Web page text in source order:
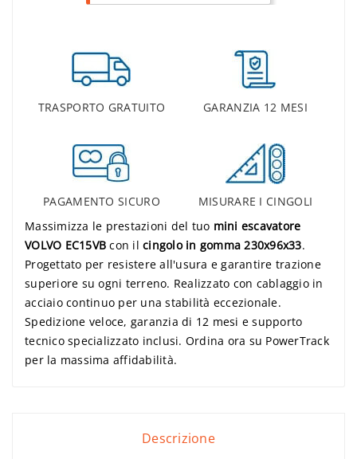
TRASPORTO GRATUITO GARANZIA 12 MESI
PAGAMENTO SICURO
MISURARE I CINGOLI
Massimizza le prestazioni del tuo mini escavatore
VOLVO EC15VB con il cingolo in gomma 230x96x33.
Progettato per resistere all'usura e garantire trazione
superiore su ogni terreno. Realizzato con cablaggio in
acciaio continuo per una stabilità eccezionale.
Spedizione veloce, garanzia di 12 mesi e supporto
tecnico specializzato inclusi. Ordina ora su PowerTrack
per la massima affidabilità.
Descrizione